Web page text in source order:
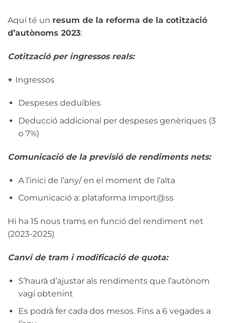
Aquí té un resum de la reforma de la cotització
d’autònoms 2023:
Cotització per ingressos reals:
+ Ingressos
Despeses deduïbles
Deducció addicional per despeses genèriques (3
o 7%)
Comunicació de la previsió de rendiments nets:
A l’inici de l’any/ en el moment de l’alta
Comunicació a: plataforma Import@ss
Hi ha 15 nous trams en funció del rendiment net
(2023-2025)
Canvi de tram i modificació de quota:
S’haurà d’ajustar als rendiments que l’autònom
vagi obtenint
Es podrà fer cada dos mesos. Fins a 6 vegades a